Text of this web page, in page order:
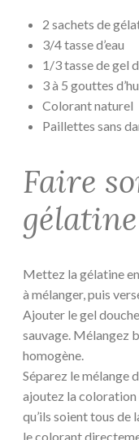
2 sachets de
3/4 tasse d’eau
1/3 tasse de gel
3 à 5 gouttes
Colorant naturel
Paillettes sans
Faire
Mettez la gélatine
à mélanger, puis
Ajouter le gel
sauvage. Mélangez
homogène.
Séparez le mélange
ajoutez la coloration
qu’ils soient tous de
le colorant